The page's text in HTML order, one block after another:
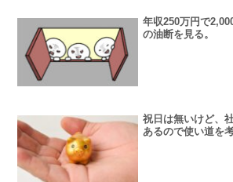
年収250万円で
の油断を見る。
祝日は無いけど、
あるので使い道を考